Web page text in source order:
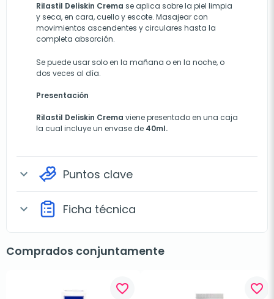
Rilastil Deliskin Crema se aplica sobre la piel limpia
y seca, en cara, cuello y escote. Masajear con
movimientos ascendentes y circulares hasta la
completa absorción.
Se puede usar solo en la mañana o en la noche, o
dos veces al día.
Presentación
Rilastil Deliskin Crema viene presentado en una caja
la cual incluye un envase de 40ml.
expand_more Puntos clave
expand_more Ficha técnica
Comprados conjuntamente
favorite_border favorite_border